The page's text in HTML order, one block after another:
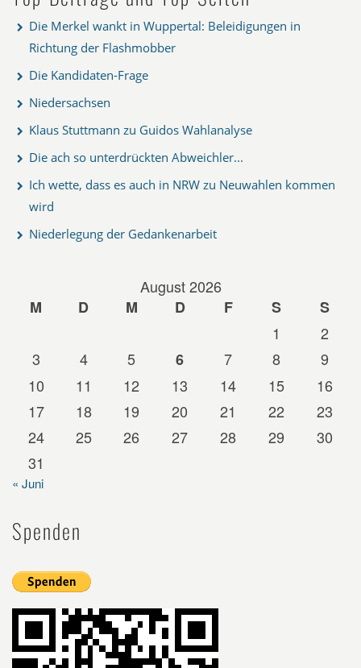
Die Merkel wankt in Wuppertal: Beleidigungen in
Richtung der Flashmobber
Die Kandidaten-Frage
Niedersachsen
Klaus Stuttmann zu Guidos Wahlanalyse
Die ach so unterdrückten Abweichler...
Ich wette, dass es auch in NRW zu Neuwahlen kommen
wird
Niederlegung der Gedankenarbeit
August 2026
M
D M D F S
S
1
2
3
4 5 6 7 8
9
10
11 12 13 14 15
16
17
18 19 20 21 22
23
24
25 26 27 28 29
30
31
« Juni
Spenden